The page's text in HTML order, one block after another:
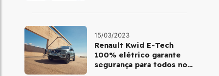
15/03/2023
Renault Kwid E-Tech
100% elétrico garante
segurança para todos no